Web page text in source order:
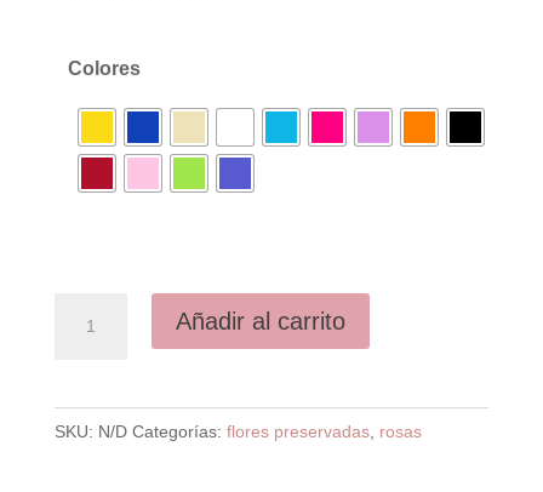
Colores
Cúpula
Grande
Añadir al carrito
SKU: N/D Categorías: flores preservadas, rosas